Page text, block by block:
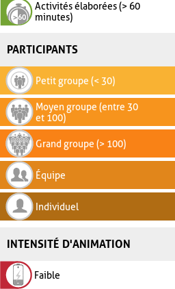
Activités élaborées (> 60
minutes)
PARTICIPANTS
Petit groupe (< 30)
Moyen groupe (entre 30
et 100)
Grand groupe (> 100)
Équipe
Individuel
INTENSITÉ D'ANIMATION
Faible